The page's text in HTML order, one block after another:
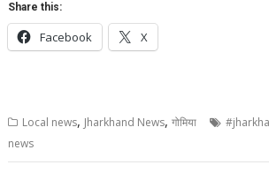
Share this:
Facebook X
Local news, Jharkhand News,गोमिया
news